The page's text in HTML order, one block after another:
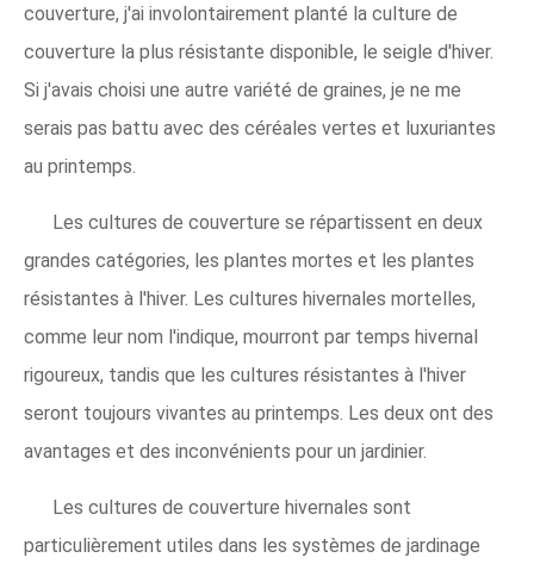
couverture, j'ai involontairement planté la culture de
couverture la plus résistante disponible, le seigle d'hiver.
Si j'avais choisi une autre variété de graines, je ne me
serais pas battu avec des céréales vertes et luxuriantes
au printemps.
Les cultures de couverture se répartissent en deux
grandes catégories, les plantes mortes et les plantes
résistantes à l'hiver. Les cultures hivernales mortelles,
comme leur nom l'indique, mourront par temps hivernal
rigoureux, tandis que les cultures résistantes à l'hiver
seront toujours vivantes au printemps. Les deux ont des
avantages et des inconvénients pour un jardinier.
Les cultures de couverture hivernales sont
particulièrement utiles dans les systèmes de jardinage